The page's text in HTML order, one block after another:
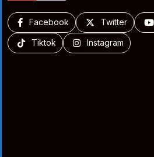
Facebook Twitter
Tiktok Instagram